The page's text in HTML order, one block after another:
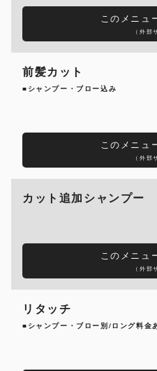
このメニュ
（外部
前髪カット
■シャンプー・ブロー込み
このメニュ
（外部
カット追加シャンプー
このメニュ
（外部
リタッチ
■シャンプー・ブロー別/ロング料金